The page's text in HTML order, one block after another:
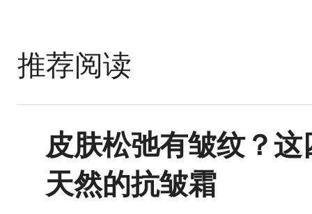
推荐阅读
皮肤松弛有皱纹？
天然的抗皱霜